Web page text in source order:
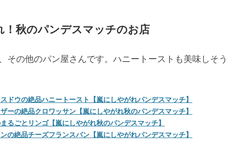
！秋のパンデスマッチのお店
その他のパン屋さんです。ハニートーストも美味しそう
ドウの絶品ハニートースト【嵐にしやがれパンデスマッチ】
ーの絶品クロワッサン【嵐にしやがれ秋のパンデスマッチ】
るごとリンゴ【嵐にしやがれ秋のパンデスマッチ】
の絶品チーズフランスパン【嵐にしやがれパンデスマッチ】